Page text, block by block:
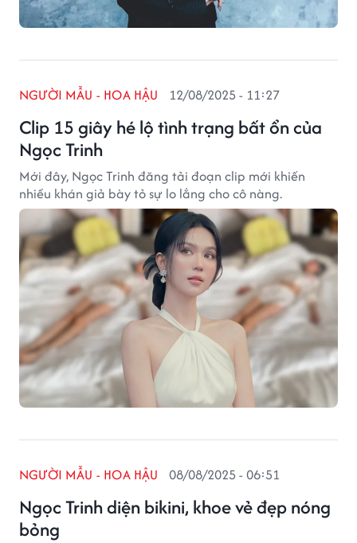
Clip 15 giây hé lộ tình trạng bất ổn của
Ngọc Trinh
NGƯỜI MẪU - HOA HẬU 12/08/2025 - 11:27
Mới đây, Ngọc Trinh đăng tải đoạn clip mới khiến
nhiều khán giả bày tỏ sự lo lắng cho cô nàng.
Ngọc Trinh diện bikini, khoe vẻ đẹp nóng
bỏng
NGƯỜI MẪU - HOA HẬU 08/08/2025 - 06:51